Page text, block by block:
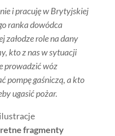
i pracuję w Brytyjskiej
ranka dowódca
załodze role na dany
kto z nas w sytuacji
prowadzić wóz
pompę gaśniczą, a kto
ugasić pożar.
fragmenty